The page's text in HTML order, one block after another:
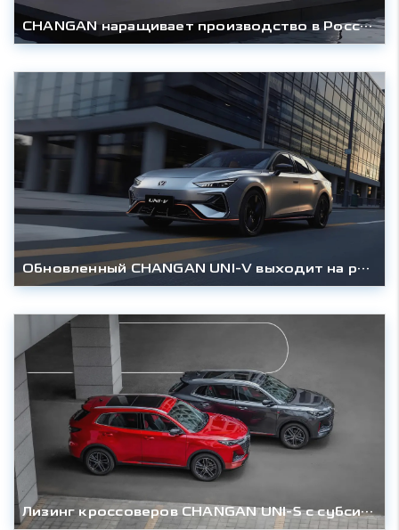
CHANGAN наращивает производство в России: новые модели, растущие мощности и стратегическое партнёрство
Обновленный CHANGAN UNI-V выходит на российский рынок
Лизинг кроссоверов CHANGAN UNI-S с субсидией на первый лизинговый платёж